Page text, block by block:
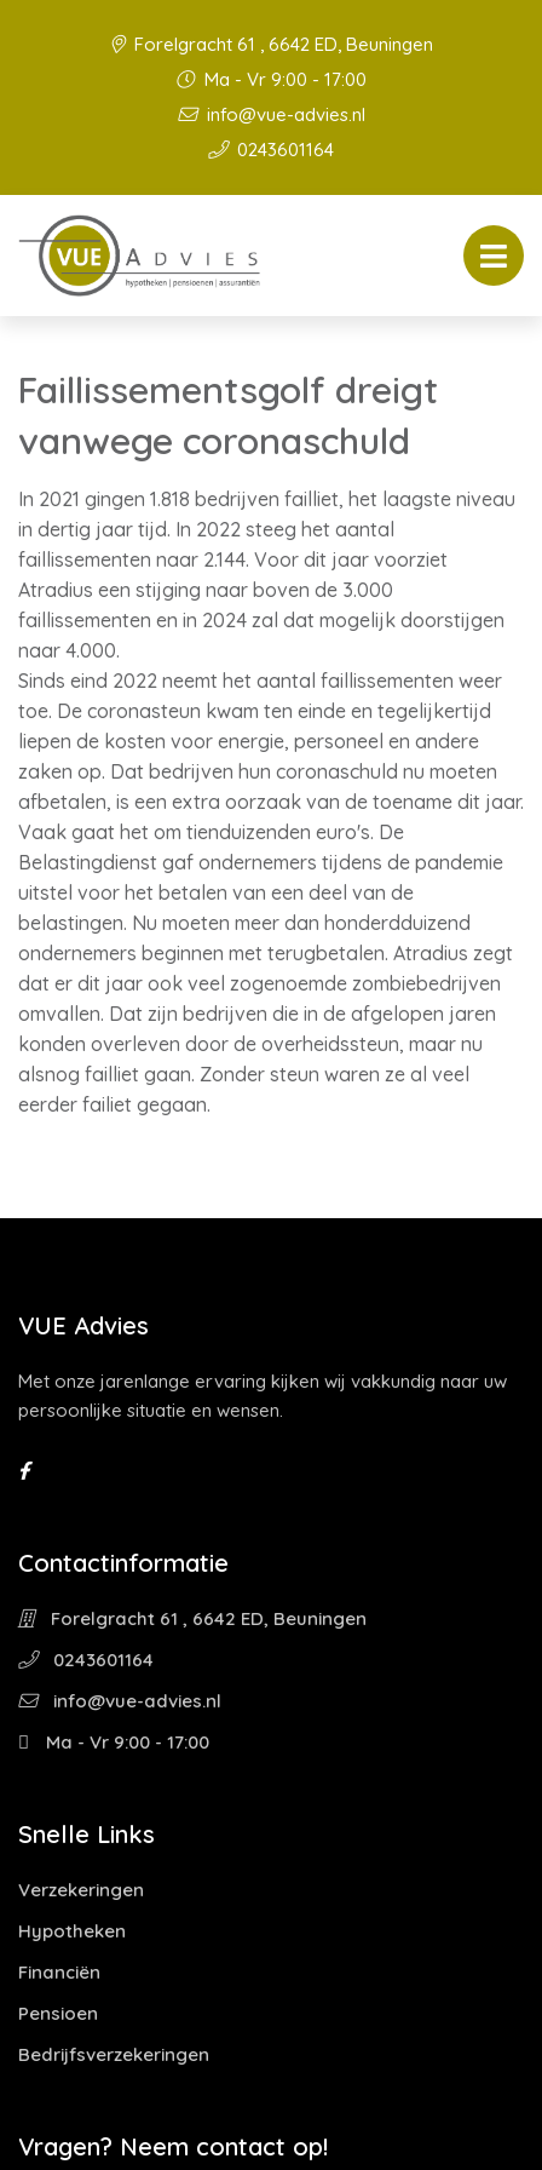
Forelgracht 61 , 6642 ED, Beuningen
Ma - Vr 9:00 - 17:00
info@vue-advies.nl
0243601164
Faillissementsgolf dreigt
vanwege coronaschuld
In 2021 gingen 1.818 bedrijven failliet, het laagste niveau
in dertig jaar tijd. In 2022 steeg het aantal
faillissementen naar 2.144. Voor dit jaar voorziet
Atradius een stijging naar boven de 3.000
faillissementen en in 2024 zal dat mogelijk doorstijgen
naar 4.000.
Sinds eind 2022 neemt het aantal faillissementen weer
toe. De coronasteun kwam ten einde en tegelijkertijd
liepen de kosten voor energie, personeel en andere
zaken op. Dat bedrijven hun coronaschuld nu moeten
afbetalen, is een extra oorzaak van de toename dit jaar.
Vaak gaat het om tienduizenden euro's. De
Belastingdienst gaf ondernemers tijdens de pandemie
uitstel voor het betalen van een deel van de
belastingen. Nu moeten meer dan honderdduizend
ondernemers beginnen met terugbetalen. Atradius zegt
dat er dit jaar ook veel zogenoemde zombiebedrijven
omvallen. Dat zijn bedrijven die in de afgelopen jaren
konden overleven door de overheidssteun, maar nu
alsnog failliet gaan. Zonder steun waren ze al veel
eerder failiet gegaan.
VUE Advies
Met onze jarenlange ervaring kijken wij vakkundig naar uw
persoonlijke situatie en wensen.
Contactinformatie
Forelgracht 61 , 6642 ED, Beuningen
0243601164
info@vue-advies.nl
Ma - Vr 9:00 - 17:00
Snelle Links
Verzekeringen
Hypotheken
Financiën
Pensioen
Bedrijfsverzekeringen
Vragen? Neem contact op!